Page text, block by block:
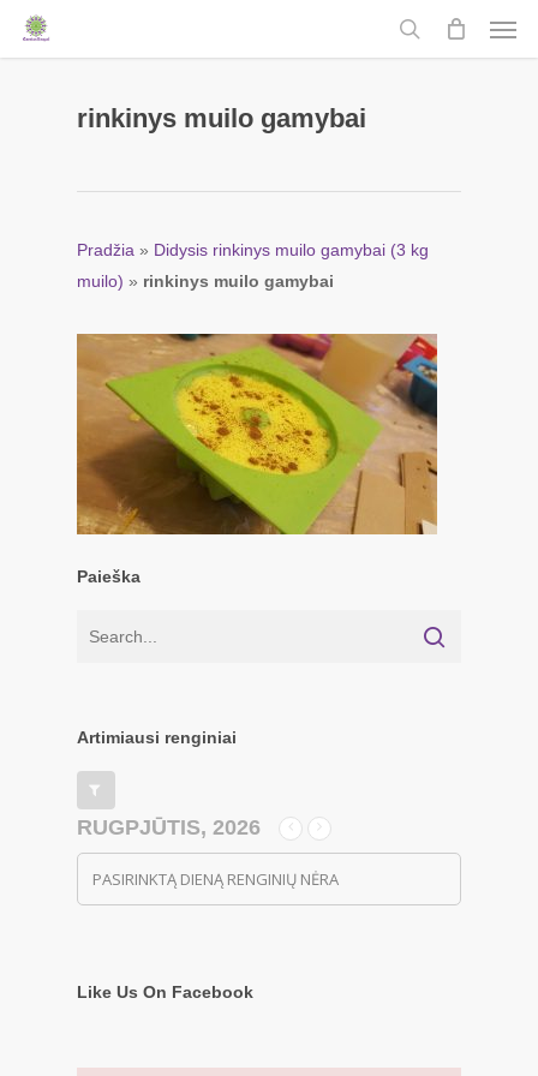
Skip
search
rinkinys muilo gamybai
Pradžia » Didysis rinkinys muilo gamybai (3 kg
muilo) » rinkinys muilo gamybai
Paieška
Artimiausi renginiai
RUGPJŪTIS, 2026
PASIRINKTĄ DIENĄ RENGINIŲ NĖRA
Like Us On Facebook